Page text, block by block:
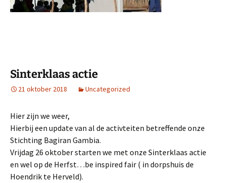
Sinterklaas actie
21 oktober 2018 Uncategorized
Hier zijn we weer,
Hierbij een update van al de activteiten betreffende onze
Stichting Bagiran Gambia.
Vrijdag 26 oktober starten we met onze Sinterklaas actie
en wel op de Herfst…be inspired fair ( in dorpshuis de
Hoendrik te Herveld).